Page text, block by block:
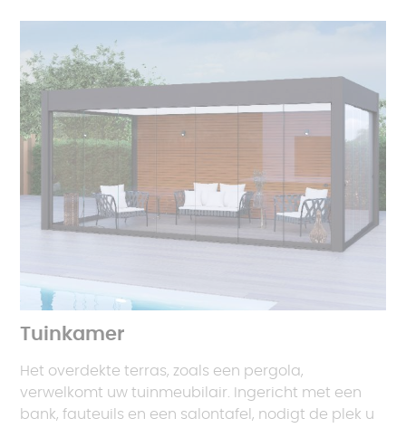
Tuinkamer
Het overdekte terras, zoals een pergola,
verwelkomt uw tuinmeubilair. Ingericht met een
bank, fauteuils en een salontafel, nodigt de plek u